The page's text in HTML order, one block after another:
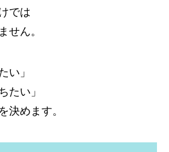
では
せん。
い」
たい」
決めます。